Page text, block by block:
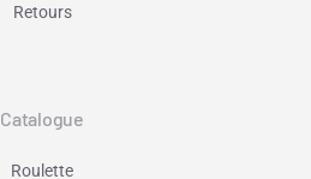
Retours
Catalogue
Roulette